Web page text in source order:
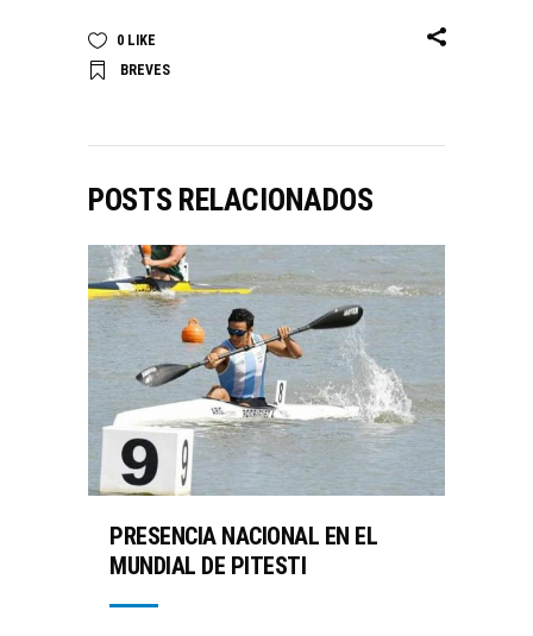
0 LIKE
BREVES
POSTS RELACIONADOS
PRESENCIA NACIONAL EN EL
MUNDIAL DE PITESTI